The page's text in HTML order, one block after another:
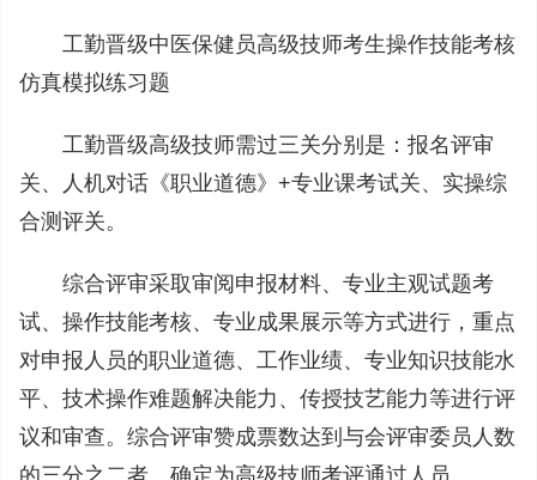
工勤晋级中医保健员高级技师考生操作技能考核
仿真模拟练习题
工勤晋级高级技师需过三关分别是：报名评审
关、人机对话《职业道德》+专业课考试关、实操综
合测评关。
综合评审采取审阅申报材料、专业主观试题考
试、操作技能考核、专业成果展示等方式进行，重点
对申报人员的职业道德、工作业绩、专业知识技能水
平、技术操作难题解决能力、传授技艺能力等进行评
议和审查。综合评审赞成票数达到与会评审委员人数
的三分之二者，确定为高级技师考评通过人员。